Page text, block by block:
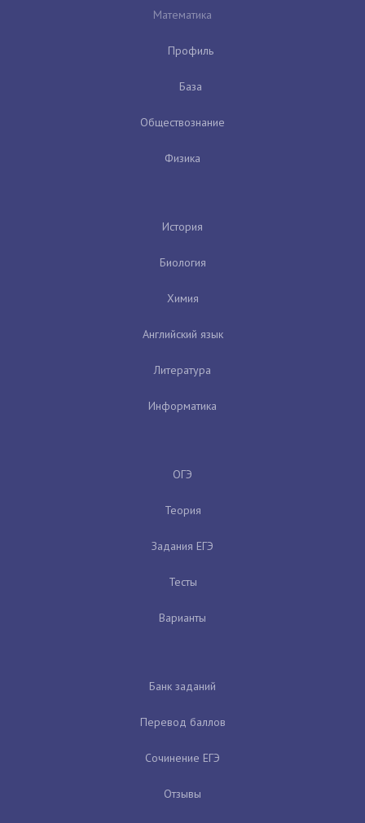
Математика
Профиль
База
Обществознание
Физика
История
Биология
Химия
Английский язык
Литература
Информатика
ОГЭ
Теория
Задания ЕГЭ
Тесты
Варианты
Банк заданий
Перевод баллов
Сочинение ЕГЭ
Отзывы